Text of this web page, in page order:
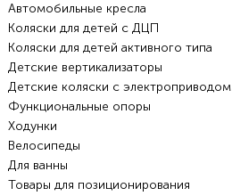
Автомобильные кресла
Коляски для детей с ДЦП
Коляски для детей активного типа
Детские вертикализаторы
Детские коляски с электроприводом
Функциональные опоры
Ходунки
Велосипеды
Для ванны
Товары для позиционирования